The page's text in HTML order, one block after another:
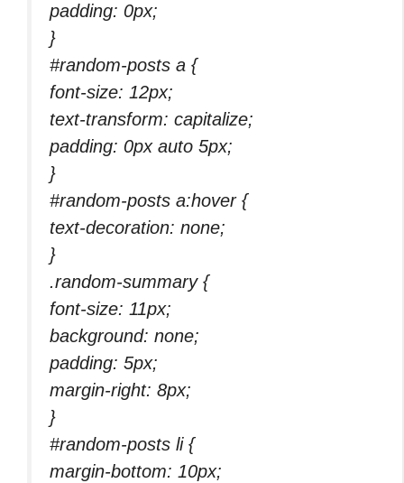
padding: 0px;
}
#random-posts a {
font-size: 12px;
text-transform: capitalize;
padding: 0px auto 5px;
}
#random-posts a:hover {
text-decoration: none;
}
.random-summary {
font-size: 11px;
background: none;
padding: 5px;
margin-right: 8px;
}
#random-posts li {
margin-bottom: 10px;